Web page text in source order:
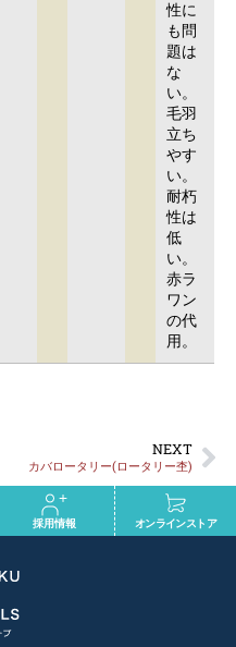
性に
も問
題は
な
い。
毛羽
立ち
やす
い。
耐朽
性は
低
い。
赤ラ
ワン
の代
用。
NEXT
カバロータリー(ロータリー杢)
採用情報 オンラインストア